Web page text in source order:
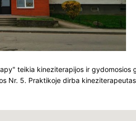
teikia kineziterapijos ir
Nr. 5. Praktikoje dirba